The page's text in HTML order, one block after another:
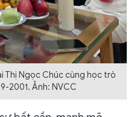
Thị Ngọc Chúc cùng học trò
2001. Ảnh: NVCC